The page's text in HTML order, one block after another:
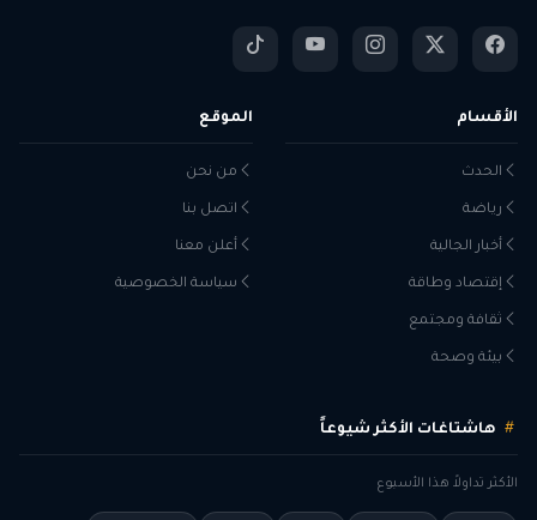
الأقسام
الحدث
رياضة
أخبار الجالية
إقتصاد وطاقة
ثقافة ومجتمع
بيئة وصحة
الموقع
من نحن
اتصل بنا
أعلن معنا
سياسة الخصوصية
هاشتاغات الأكثر شيوعاً
الأكثر تداولاً هذا الأسبوع